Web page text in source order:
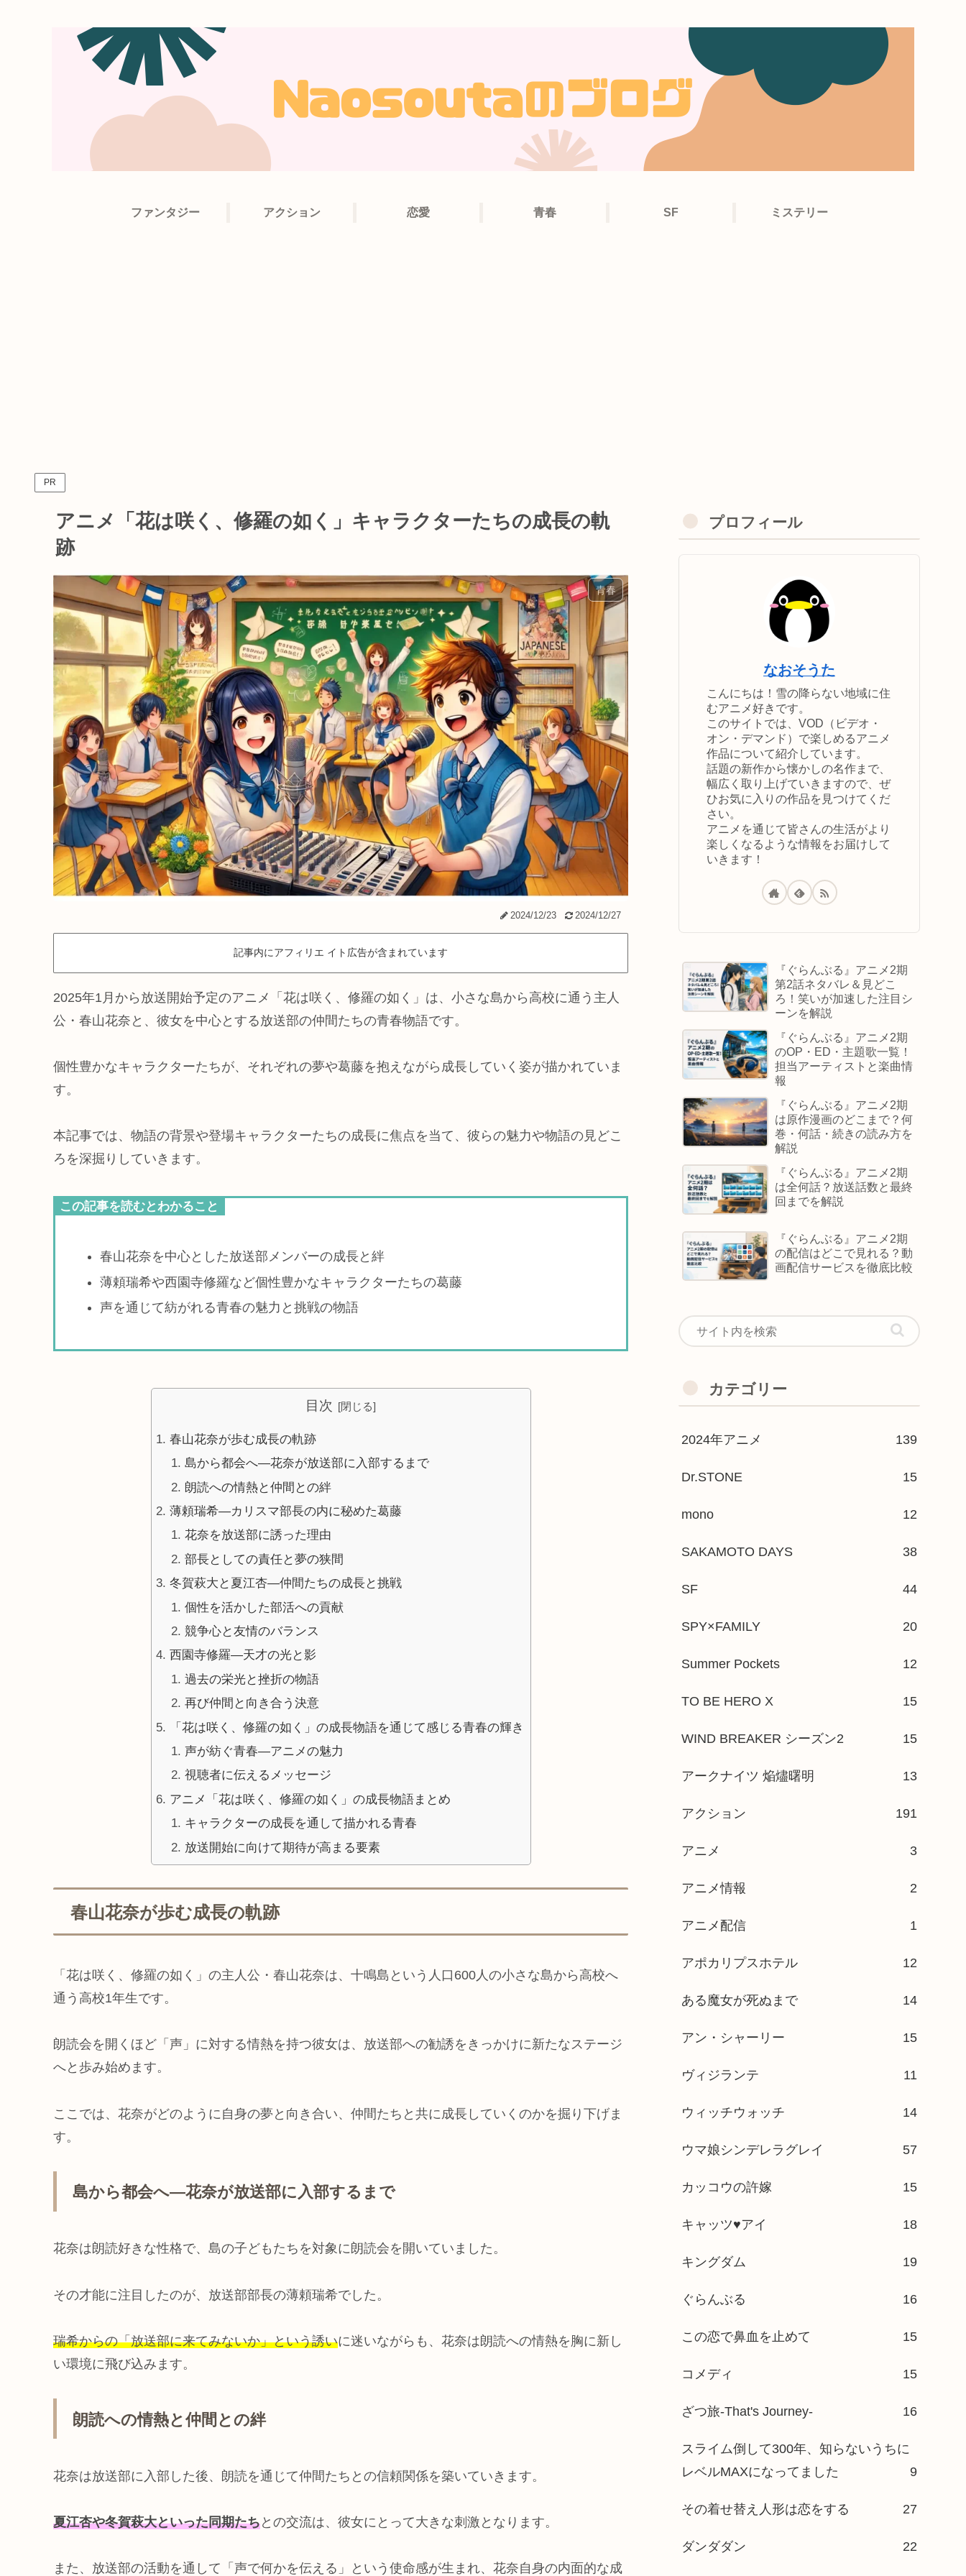
ファンタジー アクション 恋愛 青春 SF ミステリー
PR
アニメ「花は咲く、修羅の如く」キャラクターたちの成長の軌
跡
青春
2024/12/23 2024/12/27
記事内にアフィリエ イト広告が含まれています
2025年1月から放送開始予定のアニメ「花は咲く、修羅の如く」は、小さな島から高校に通う主人
公・春山花奈と、彼女を中心とする放送部の仲間たちの青春物語です。
個性豊かなキャラクターたちが、それぞれの夢や葛藤を抱えながら成長していく姿が描かれていま
す。
本記事では、物語の背景や登場キャラクターたちの成長に焦点を当て、彼らの魅力や物語の見どこ
ろを深掘りしていきます。
この記事を読むとわかること
春山花奈を中心とした放送部メンバーの成長と絆
薄頼瑞希や西園寺修羅など個性豊かなキャラクターたちの葛藤
声を通じて紡がれる青春の魅力と挑戦の物語
目次
春山花奈が歩む成長の軌跡
島から都会へ—花奈が放送部に入部するまで
朗読への情熱と仲間との絆
薄頼瑞希—カリスマ部長の内に秘めた葛藤
花奈を放送部に誘った理由
部長としての責任と夢の狭間
冬賀萩大と夏江杏—仲間たちの成長と挑戦
個性を活かした部活への貢献
競争心と友情のバランス
西園寺修羅—天才の光と影
過去の栄光と挫折の物語
再び仲間と向き合う決意
「花は咲く、修羅の如く」の成長物語を通じて感じる青春の輝き
声が紡ぐ青春—アニメの魅力
視聴者に伝えるメッセージ
アニメ「花は咲く、修羅の如く」の成長物語まとめ
キャラクターの成長を通して描かれる青春
放送開始に向けて期待が高まる要素
春山花奈が歩む成長の軌跡
「花は咲く、修羅の如く」の主人公・春山花奈は、十鳴島という人口600人の小さな島から高校へ
通う高校1年生です。
朗読会を開くほど「声」に対する情熱を持つ彼女は、放送部への勧誘をきっかけに新たなステージ
へと歩み始めます。
ここでは、花奈がどのように自身の夢と向き合い、仲間たちと共に成長していくのかを掘り下げま
す。
島から都会へ—花奈が放送部に入部するまで
花奈は朗読好きな性格で、島の子どもたちを対象に朗読会を開いていました。
その才能に注目したのが、放送部部長の薄頼瑞希でした。
瑞希からの「放送部に来てみないか」という誘いに迷いながらも、花奈は朗読への情熱を胸に新し
い環境に飛び込みます。
朗読への情熱と仲間との絆
花奈は放送部に入部した後、朗読を通じて仲間たちとの信頼関係を築いていきます。
夏江杏や冬賀萩大といった同期たちとの交流は、彼女にとって大きな刺激となります。
また、放送部の活動を通して「声で何かを伝える」という使命感が生まれ、花奈自身の内面的な成
プロフィール
なおそうた
こんにちは！雪の降らない地域に住
むアニメ好きです。
このサイトでは、VOD（ビデオ・
オン・デマンド）で楽しめるアニメ
作品について紹介しています。
話題の新作から懐かしの名作まで、
幅広く取り上げていきますので、ぜ
ひお気に入りの作品を見つけてくだ
さい。
アニメを通じて皆さんの生活がより
楽しくなるような情報をお届けして
いきます！
『ぐらんぶる』アニメ2期
第2話ネタバレ＆見どこ
ろ！笑いが加速した注目シ
ーンを解説
『ぐらんぶる』アニメ2期
のOP・ED・主題歌一覧！
担当アーティストと楽曲情
報
『ぐらんぶる』アニメ2期
は原作漫画のどこまで？何
巻・何話・続きの読み方を
解説
『ぐらんぶる』アニメ2期
は全何話？放送話数と最終
回までを解説
『ぐらんぶる』アニメ2期
の配信はどこで見れる？動
画配信サービスを徹底比較
カテゴリー
2024年アニメ 139
Dr.STONE 15
mono 12
SAKAMOTO DAYS 38
SF 44
SPY×FAMILY 20
Summer Pockets 12
TO BE HERO X 15
WIND BREAKER シーズン2 15
アークナイツ 焔燼曙明 13
アクション 191
アニメ 3
アニメ情報 2
アニメ配信 1
アポカリプスホテル 12
ある魔女が死ぬまで 14
アン・シャーリー 15
ヴィジランテ 11
ウィッチウォッチ 14
ウマ娘シンデレラグレイ 57
カッコウの許嫁 15
キャッツ♥アイ 18
キングダム 19
ぐらんぶる 16
この恋で鼻血を止めて 15
コメディ 15
ざつ旅-That's Journey- 16
スライム倒して300年、知らないうちに
レベルMAXになってました
9
その着せ替え人形は恋をする 27
ダンダダン 22